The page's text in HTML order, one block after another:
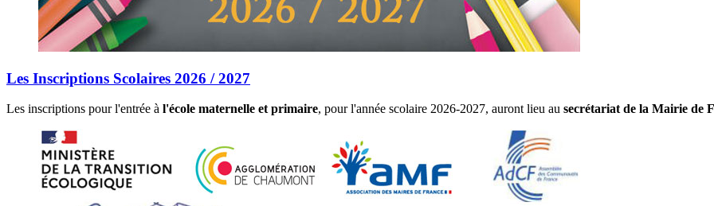
Les Inscriptions Scolaires 2026 / 2027
Les inscriptions pour l'entrée à l'école maternelle et primaire, pour l'année scolaire 2026-2027, auront lieu au secrétariat de la Mairie de